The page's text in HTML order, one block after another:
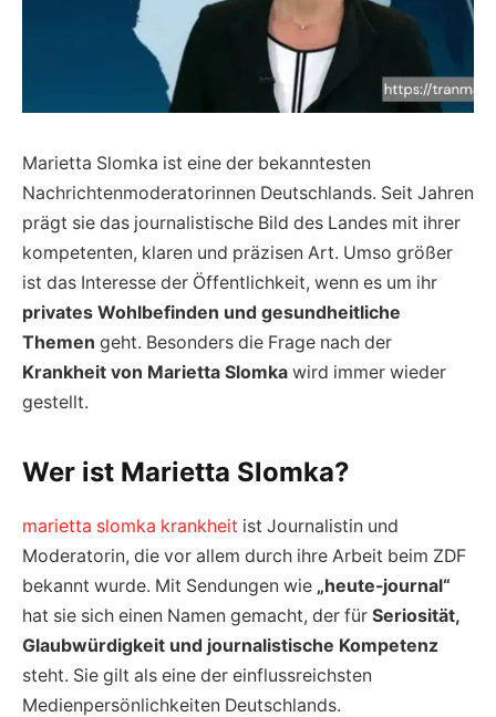
Marietta Slomka ist eine der bekanntesten
Nachrichtenmoderatorinnen Deutschlands. Seit Jahren
prägt sie das journalistische Bild des Landes mit ihrer
kompetenten, klaren und präzisen Art. Umso größer
ist das Interesse der Öffentlichkeit, wenn es um ihr
privates Wohlbefinden und gesundheitliche
Themen geht. Besonders die Frage nach der
Krankheit von Marietta Slomka wird immer wieder
gestellt.
Wer ist Marietta Slomka?
marietta slomka krankheit ist Journalistin und
Moderatorin, die vor allem durch ihre Arbeit beim ZDF
bekannt wurde. Mit Sendungen wie „heute-journal“
hat sie sich einen Namen gemacht, der für Seriosität,
Glaubwürdigkeit und journalistische Kompetenz
steht. Sie gilt als eine der einflussreichsten
Medienpersönlichkeiten Deutschlands.